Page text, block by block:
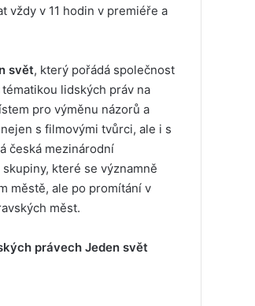
vždy v 11 hodin v premiéře a
svět, který pořádá společnost
lidských práv na
pro výměnu názorů a
s filmovými tvůrci, ale i s
česká mezinárodní
které se významně
městě, ale po promítání v
měst.
právech Jeden svět